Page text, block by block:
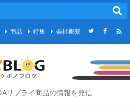
商品 特集 会社概要 
サプライ商品の情報を発信